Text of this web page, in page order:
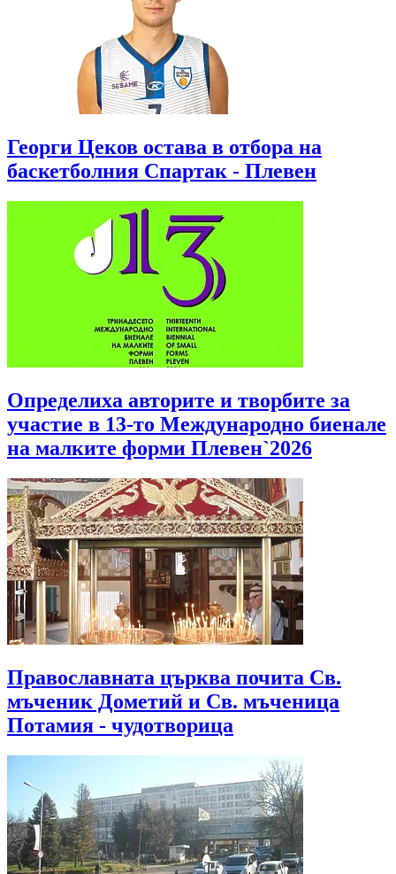
Георги Цеков остава в отбора на
баскетболния Спартак - Плевен
Определиха авторите и творбите за
участие в 13-то Международно биенале
на малките форми Плевен`2026
Православната църква почита Св.
мъченик Дометий и Св. мъченица
Потамия - чудотворица